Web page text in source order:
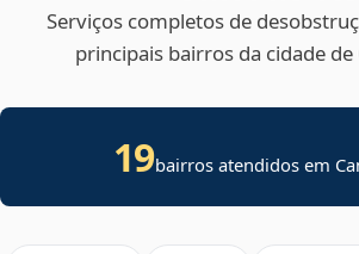
Serviços completos de
principais bairros da cidade de
19bairros atendidos em